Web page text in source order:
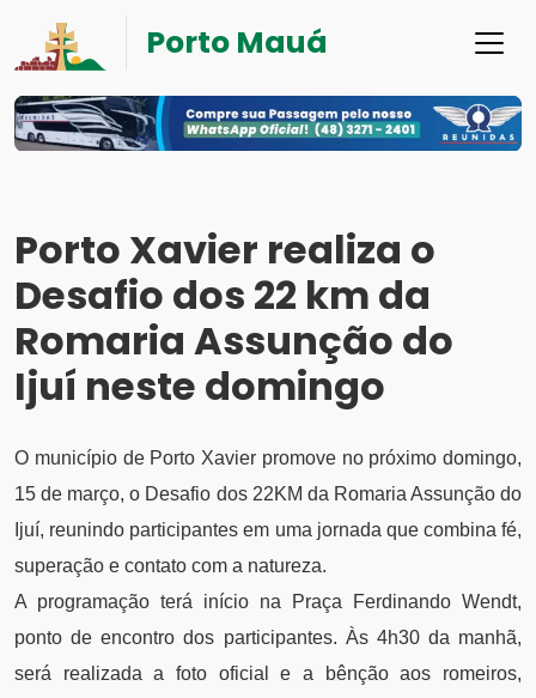
Porto Mauá
Porto Xavier realiza o
Desafio dos 22 km da
Romaria Assunção do
Ijuí neste domingo
O município de Porto Xavier promove no próximo domingo,
15 de março, o Desafio dos 22KM da Romaria Assunção do
Ijuí, reunindo participantes em uma jornada que combina fé,
superação e contato com a natureza.
A programação terá início na Praça Ferdinando Wendt,
ponto de encontro dos participantes. Às 4h30 da manhã,
será realizada a foto oficial e a bênção aos romeiros,